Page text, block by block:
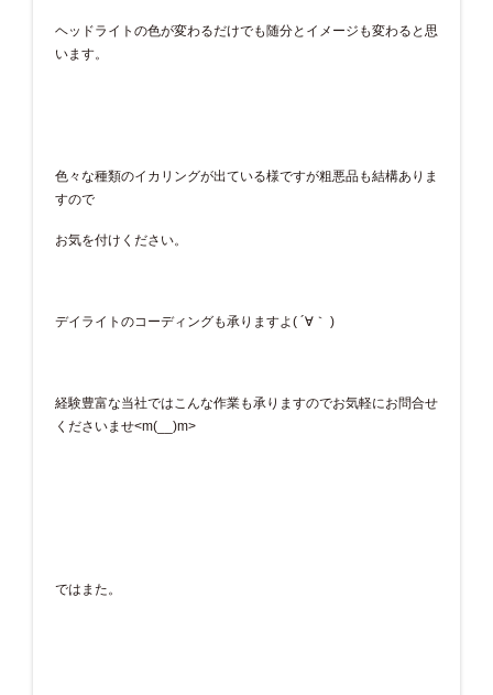
ヘッドライトの色が変わるだけでも随分とイメージも変わると思
います。
色々な種類のイカリングが出ている様ですが粗悪品も結構ありま
すので
お気を付けください。
デイライトのコーディングも承りますよ( ´∀｀ )
経験豊富な当社ではこんな作業も承りますのでお気軽にお問合せ
くださいませ<m(__)m>
ではまた。